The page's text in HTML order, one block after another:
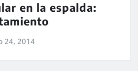
en la espalda:
24, 2014